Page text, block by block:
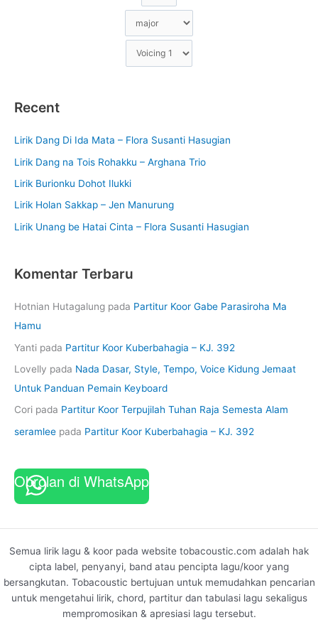
Recent
Lirik Dang Di Ida Mata – Flora Susanti Hasugian
Lirik Dang na Tois Rohakku – Arghana Trio
Lirik Burionku Dohot Ilukki
Lirik Holan Sakkap – Jen Manurung
Lirik Unang be Hatai Cinta – Flora Susanti Hasugian
Komentar Terbaru
Hotnian Hutagalung pada Partitur Koor Gabe Parasiroha Ma
Hamu
Yanti pada Partitur Koor Kuberbahagia – KJ. 392
Lovelly pada Nada Dasar, Style, Tempo, Voice Kidung Jemaat
Untuk Panduan Pemain Keyboard
Cori pada Partitur Koor Terpujilah Tuhan Raja Semesta Alam
seramlee pada Partitur Koor Kuberbahagia – KJ. 392
Obrolan di WhatsApp
Semua lirik lagu & koor pada website tobacoustic.com adalah hak
cipta label, penyanyi, band atau pencipta lagu/koor yang
bersangkutan. Tobacoustic bertujuan untuk memudahkan pencarian
untuk mengetahui lirik, chord, partitur dan tabulasi lagu sekaligus
mempromosikan & apresiasi lagu tersebut.